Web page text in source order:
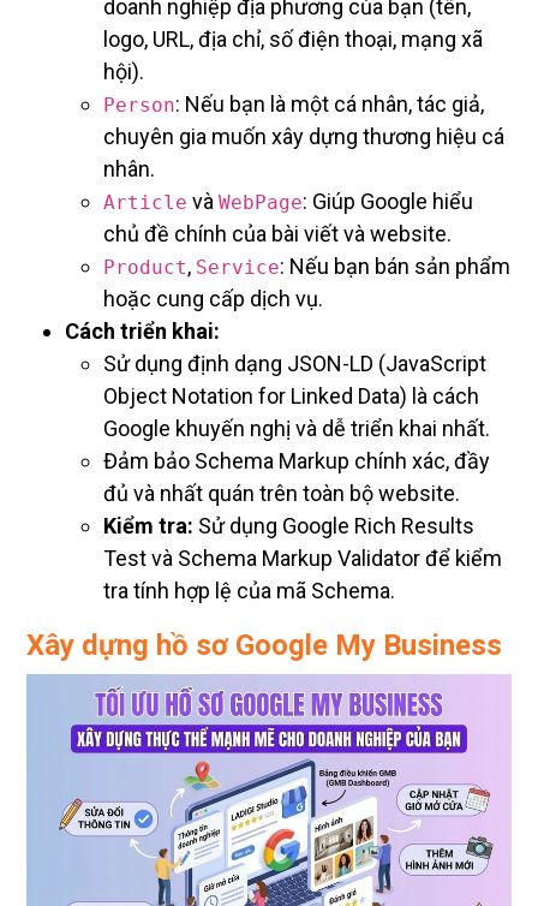
doanh nghiệp địa phương của bạn (tên,
logo, URL, địa chỉ, số điện thoại, mạng xã
hội).
Person: Nếu bạn là một cá nhân, tác giả,
chuyên gia muốn xây dựng thương hiệu cá
nhân.
Article và WebPage: Giúp Google hiểu
chủ đề chính của bài viết và website.
Product, Service: Nếu bạn bán sản phẩm
hoặc cung cấp dịch vụ.
Cách triển khai:
Sử dụng định dạng JSON-LD (JavaScript
Object Notation for Linked Data) là cách
Google khuyến nghị và dễ triển khai nhất.
Đảm bảo Schema Markup chính xác, đầy
đủ và nhất quán trên toàn bộ website.
Kiểm tra: Sử dụng Google Rich Results
Test và Schema Markup Validator để kiểm
tra tính hợp lệ của mã Schema.
Xây dựng hồ sơ Google My Business